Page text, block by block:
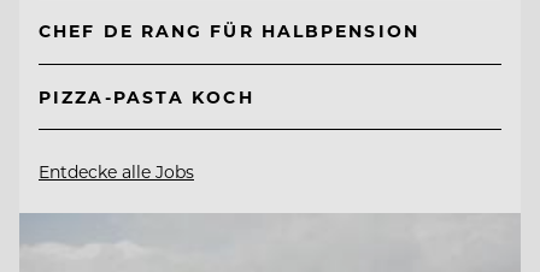
CHEF DE RANG FÜR HALBPENSION
PIZZA-PASTA KOCH
Entdecke alle Jobs